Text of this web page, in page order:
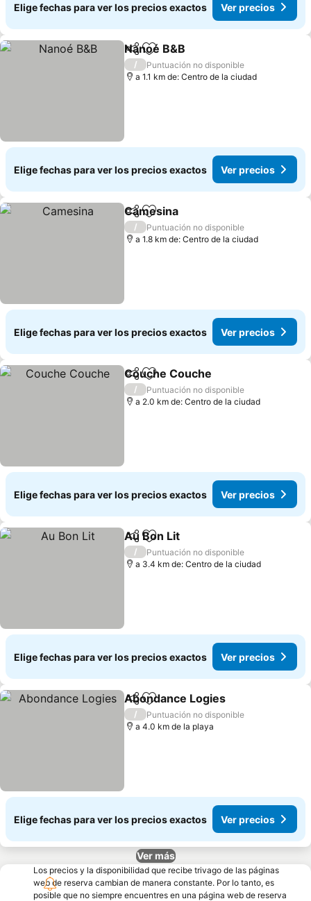
Elige fechas para ver los precios exactos Ver precios
CompartirAgregar a favoritos
Nanoé B&B
/
Puntuación no disponible
a 1.1 km de: Centro de la ciudad
Elige fechas para ver los precios exactos Ver precios
CompartirAgregar a favoritos
Camesina
/
Puntuación no disponible
a 1.8 km de: Centro de la ciudad
Elige fechas para ver los precios exactos Ver precios
CompartirAgregar a favoritos
Couche Couche
/
Puntuación no disponible
a 2.0 km de: Centro de la ciudad
Elige fechas para ver los precios exactos Ver precios
CompartirAgregar a favoritos
Au Bon Lit
/
Puntuación no disponible
a 3.4 km de: Centro de la ciudad
Elige fechas para ver los precios exactos Ver precios
CompartirAgregar a favoritos
Abondance Logies
/
Puntuación no disponible
a 4.0 km de la playa
Elige fechas para ver los precios exactos Ver precios
Ver más
Los precios y la disponibilidad que recibe trivago de las páginas
web de reserva cambian de manera constante. Por lo tanto, es
posible que no siempre encuentres en una página web de reserva